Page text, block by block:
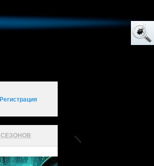
Регистрация
СЕЗОНОВ